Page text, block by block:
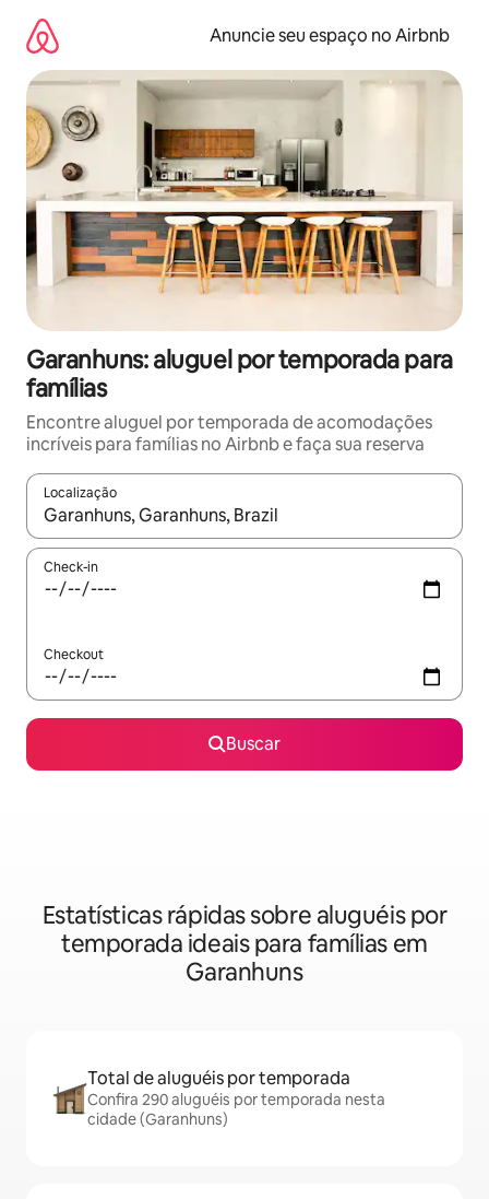
para
conteúdo
Anuncie seu espaço no Airbnb
Garanhuns: aluguel por temporada para
famílias
Encontre aluguel por temporada de acomodações
incríveis para famílias no Airbnb e faça sua reserva
Localização
Quando os resultados estiverem disponíveis, explore-os
Check-in
Checkout
Buscar
Estatísticas rápidas sobre aluguéis por
temporada ideais para famílias em
Garanhuns
Total de aluguéis por temporada
Confira 290 aluguéis por temporada nesta
cidade (Garanhuns)